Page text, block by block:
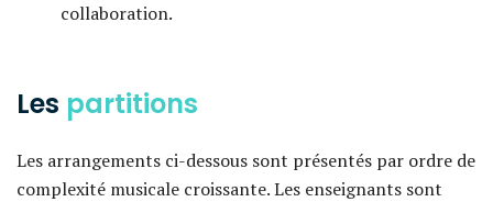
collaboration.
Les partitions
Les arrangements ci-dessous sont présentés par ordre de
complexité musicale croissante. Les enseignants sont